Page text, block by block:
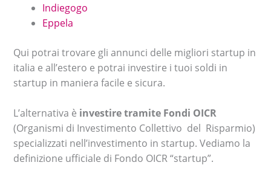
Indiegogo
Eppela
Qui potrai trovare gli annunci delle migliori startup in
italia e all’estero e potrai investire i tuoi soldi in
startup in maniera facile e sicura.
L’alternativa è investire tramite Fondi OICR
(Organismi di Investimento Collettivo del Risparmio)
specializzati nell’investimento in startup. Vediamo la
definizione ufficiale di Fondo OICR “startup”.